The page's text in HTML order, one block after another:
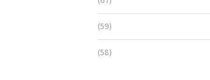
(59)
(58)